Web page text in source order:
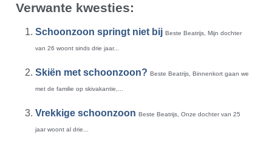
Verwante kwesties:
Schoonzoon springt niet bij Beste Beatrijs, Mijn dochter
van 26 woont sinds drie jaar...
Skiën met schoonzoon? Beste Beatrijs, Binnenkort gaan we
met de familie op skivakantie,...
Vrekkige schoonzoon Beste Beatrijs, Onze dochter van 25
jaar woont al drie...